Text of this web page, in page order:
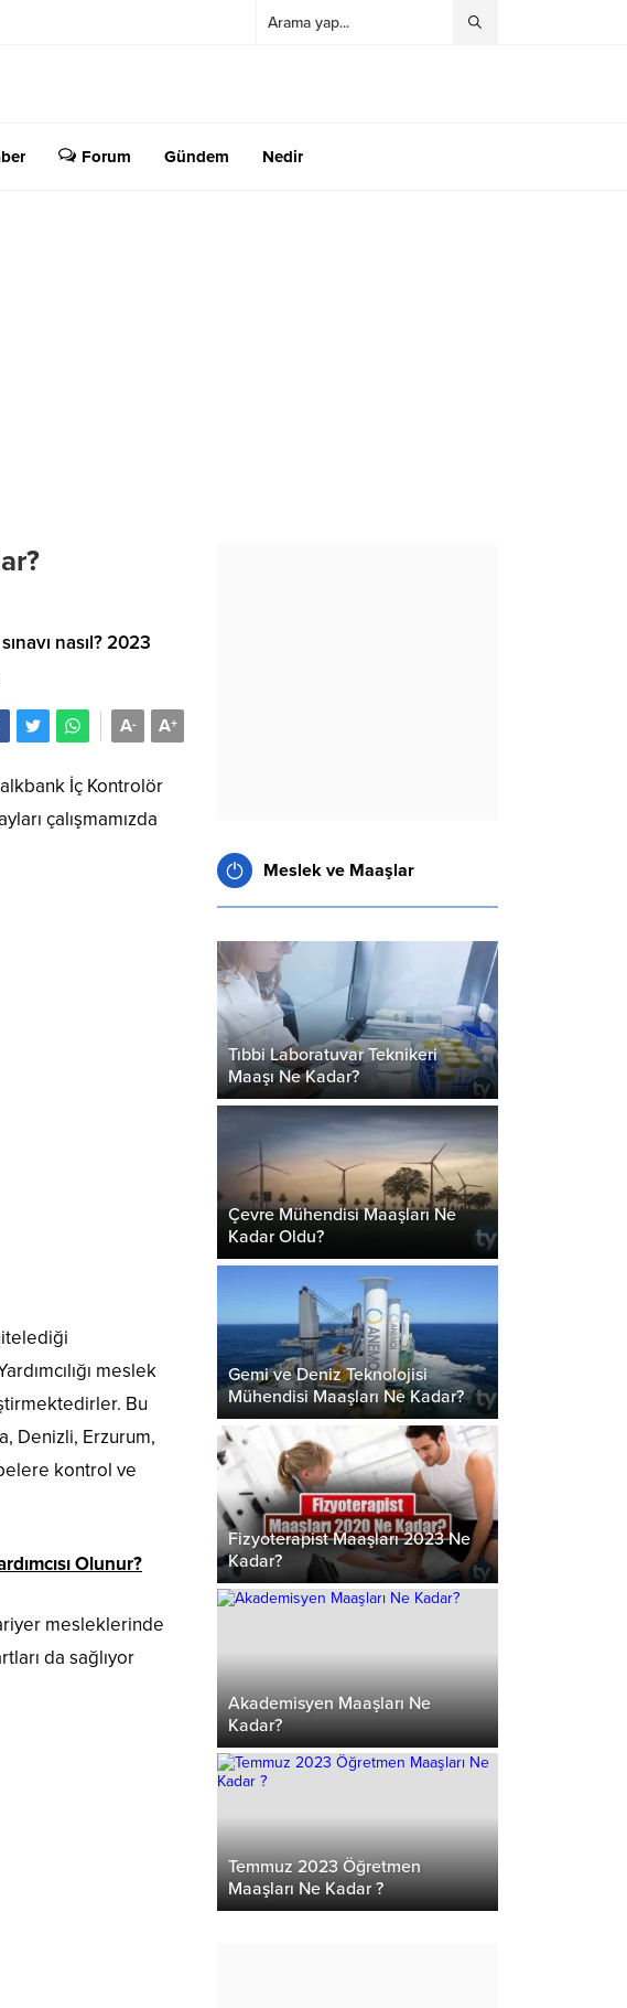
Forum Gündem Nedir
nasıl? 2023
A+
A-
İç Kontrolör
çalışmamızda
meslek
Bu
Denizli, Erzurum,
kontrol ve
Olunur?
mesleklerinde
da sağlıyor
Meslek ve Maaşlar
Tıbbi Laboratuvar Teknikeri
Maaşı Ne Kadar?
Çevre Mühendisi Maaşları Ne
Kadar Oldu?
Gemi ve Deniz Teknolojisi
Mühendisi Maaşları Ne Kadar?
Fizyoterapist Maaşları 2023 Ne
Kadar?
Akademisyen Maaşları Ne
Kadar?
Temmuz 2023 Öğretmen
Maaşları Ne Kadar ?